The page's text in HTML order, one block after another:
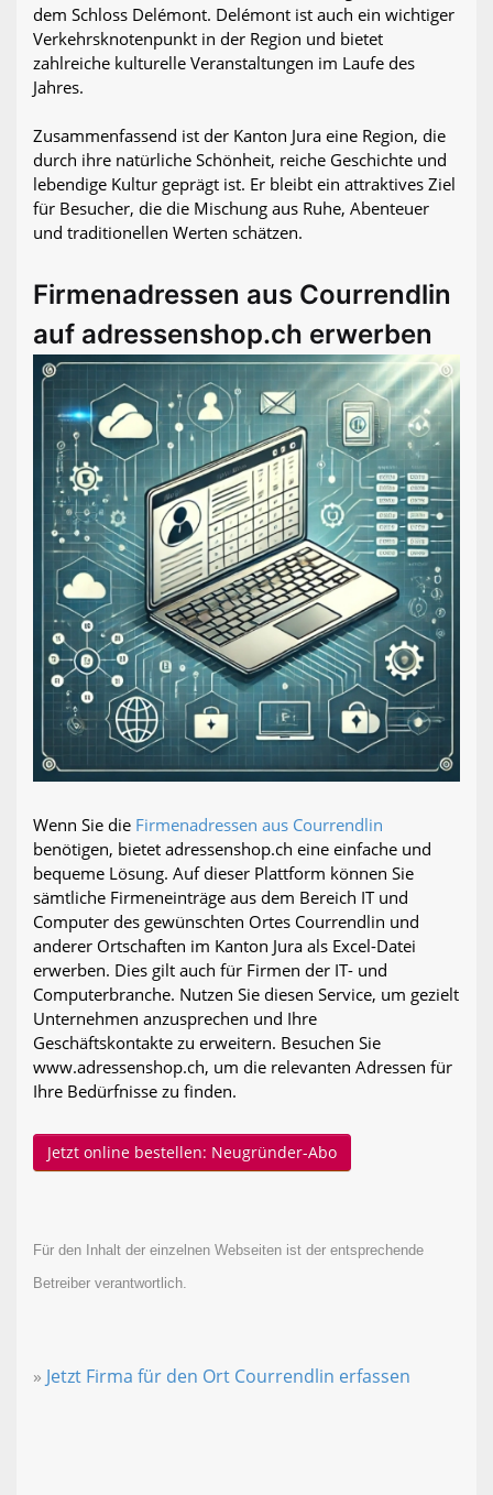
dem Schloss Delémont. Delémont ist auch ein wichtiger
Verkehrsknotenpunkt in der Region und bietet
zahlreiche kulturelle Veranstaltungen im Laufe des
Jahres.
Zusammenfassend ist der Kanton Jura eine Region, die
durch ihre natürliche Schönheit, reiche Geschichte und
lebendige Kultur geprägt ist. Er bleibt ein attraktives Ziel
für Besucher, die die Mischung aus Ruhe, Abenteuer
und traditionellen Werten schätzen.
Firmenadressen aus Courrendlin
auf adressenshop.ch erwerben
Wenn Sie die Firmenadressen aus Courrendlin
benötigen, bietet adressenshop.ch eine einfache und
bequeme Lösung. Auf dieser Plattform können Sie
sämtliche Firmeneinträge aus dem Bereich IT und
Computer des gewünschten Ortes Courrendlin und
anderer Ortschaften im Kanton Jura als Excel-Datei
erwerben. Dies gilt auch für Firmen der IT- und
Computerbranche. Nutzen Sie diesen Service, um gezielt
Unternehmen anzusprechen und Ihre
Geschäftskontakte zu erweitern. Besuchen Sie
www.adressenshop.ch, um die relevanten Adressen für
Ihre Bedürfnisse zu finden.
Jetzt online bestellen: Neugründer-Abo
Für den Inhalt der einzelnen Webseiten ist der entsprechende
Betreiber verantwortlich.
» Jetzt Firma für den Ort Courrendlin erfassen